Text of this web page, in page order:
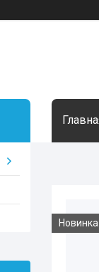
Новинка